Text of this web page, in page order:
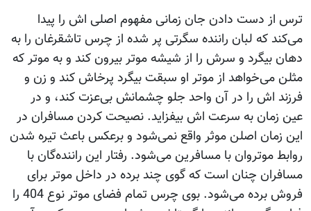
ترس از دست دادن جان زمانی مفهوم اصلی اش را پیدا
می‌کند که لبان راننده سگرتی پر شده از چرس تاشقرغان را به
دهان بیگرد و سرش را از شیشه موتر بیرون کند و به موتر که
مثلن می‌خواهد از موتر او سبقت بیگرد پرخاش کند و زن و
فرزند اش را در آن واحد جلو چشمانش بی‌عزت کند، و در
عین زمان به سرعت اش بیفزاید. نصیحت کردن مسافران در
این زمان اصلن موثر واقع نمی‌شود و برعکس باعث تیره شدن
روابط موتروان با مسافرین می‌شود. رفتار این راننده‌گان با
مسافران چنان است که گوی چند برده در داخل موتر برای
فروش برده می‌شود. بوی چرس تمام فضای موتر نوع 404 را